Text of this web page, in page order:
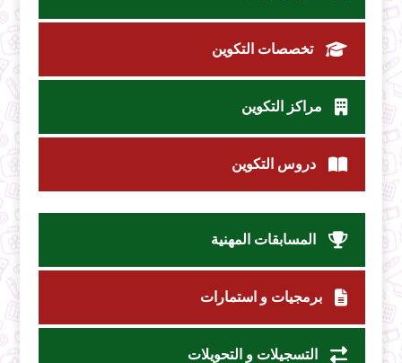
تخصصات التكوين
مراكز التكوين
دروس التكوين
المسابقات المهنية
برمجيات و استمارات
التسجيلات و التحويلات